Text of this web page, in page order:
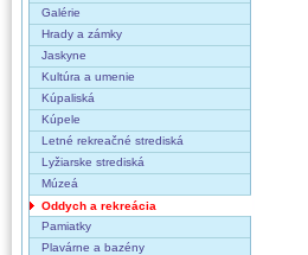
Galérie
Hrady a zámky
Jaskyne
Kultúra a umenie
Kúpaliská
Kúpele
Letné rekreačné strediská
Lyžiarske strediská
Múzeá
Oddych a rekreácia
Pamiatky
Plavárne a bazény